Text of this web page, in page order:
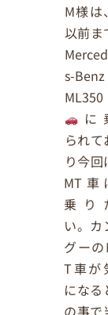
M様は、
以前ま
s-Benz
ML350
に
られて
り今回
MT車
乗り
い。カ
グーの
T車が
になる
の事で